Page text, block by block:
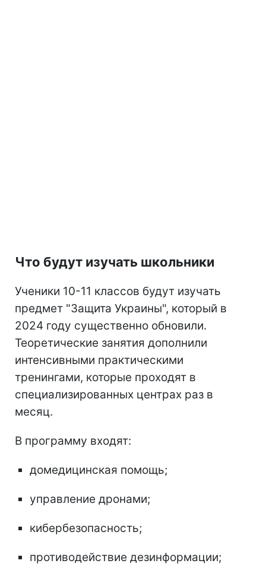
Что будут изучать школьники
Ученики 10-11 классов будут изучать
предмет "Защита Украины", который в
2024 году существенно обновили.
Теоретические занятия дополнили
интенсивными практическими
тренингами, которые проходят в
специализированных центрах раз в
месяц.
В программу входят:
домедицинская помощь;
управление дронами;
кибербезопасность;
противодействие дезинформации;